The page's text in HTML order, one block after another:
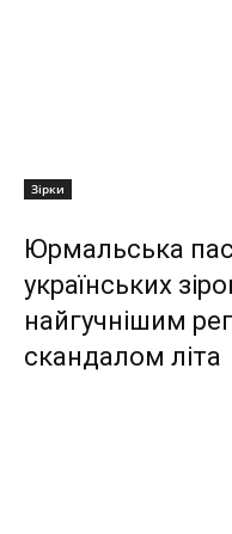
Зірки
Юрмальська
українських
найгучнішим
скандалом літа